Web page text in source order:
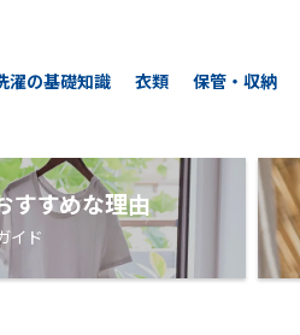
濯の基礎知識 衣類 保管・収納
すすめな理由
イド